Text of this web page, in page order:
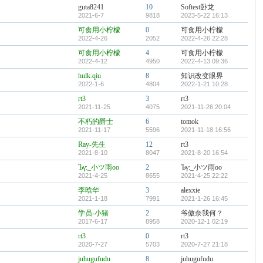
guta8241
2021-6-7
10
9818
Softest卧龙
2023-5-22 16:13
可食用小柠檬
2022-4-26
0
2052
可食用小柠檬
2022-4-26 22:28
可食用小柠檬
2022-4-12
4
4950
可食用小柠檬
2022-4-13 09:36
hulk.qiu
2022-1-6
8
4804
知识改变眼界
2022-1-21 10:28
rt3
2021-11-25
3
4075
rt3
2021-11-26 20:04
不朽的爵士
2021-11-17
6
5596
tomok
2021-11-18 16:56
Ray-先生
2021-8-10
12
8047
rt3
2021-8-20 16:54
Ъγ:_小ツ雨oο
2021-4-25
2
8655
Ъγ:_小ツ雨oο
2021-4-25 22:22
李晗华
2021-1-18
3
7991
alexxie
2021-1-26 16:45
学员-小猪
2017-6-17
2
8958
爷傲奈我何？
2020-12-1 02:19
rt3
2020-7-27
0
5703
rt3
2020-7-27 21:18
juhugufudu 8 juhugufudu